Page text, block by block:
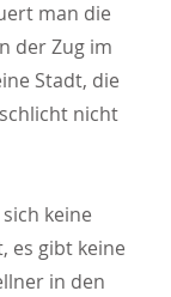
man die
der Zug im
Stadt, die
nicht
keine
es gibt keine
in den